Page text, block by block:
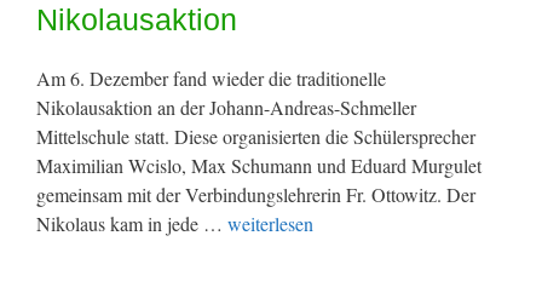
Nikolausaktion
Am 6. Dezember fand wieder die traditionelle
Nikolausaktion an der Johann-Andreas-Schmeller
Mittelschule statt. Diese organisierten die Schülersprecher
Maximilian Wcislo, Max Schumann und Eduard Murgulet
gemeinsam mit der Verbindungslehrerin Fr. Ottowitz. Der
Nikolaus kam in jede … weiterlesen